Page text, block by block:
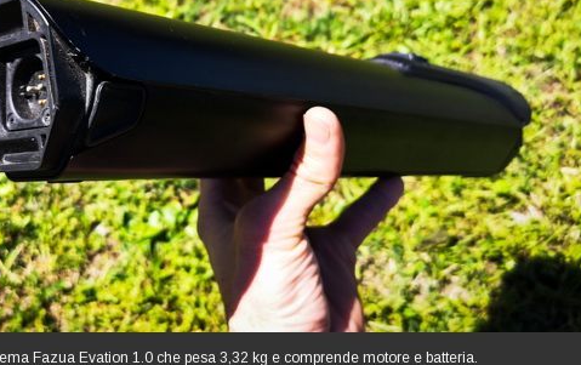
Fazua Evation 1.0 che pesa 3,32 kg e comprende motore e batteria.